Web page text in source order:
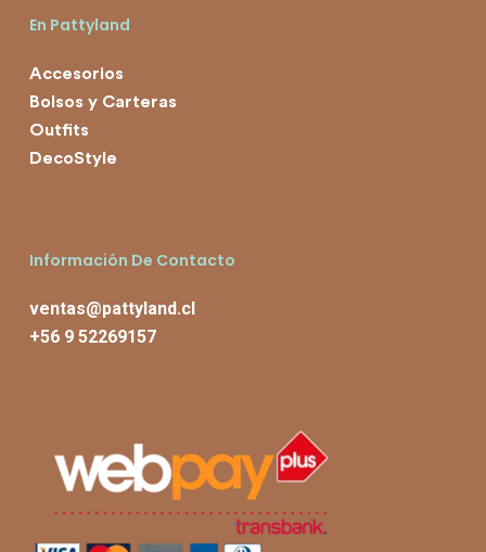
En Pattyland
Accesorios
Bolsos y Carteras
Outfits
DecoStyle
Información De Contacto
ventas@pattyland.cl
+56 9 52269157